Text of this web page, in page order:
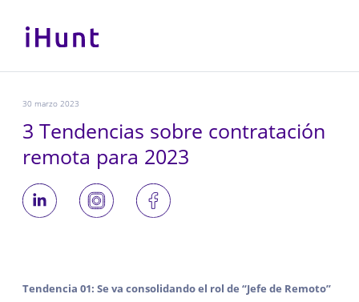
30 marzo 2023
3 Tendencias sobre contratación
remota para 2023
Tendencia 01: Se va consolidando el rol de “Jefe de Remoto”